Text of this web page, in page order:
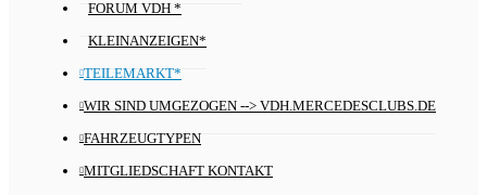
FORUM VDH *
KLEINANZEIGEN*
TEILEMARKT*
WIR SIND UMGEZOGEN --> VDH.MERCEDESCLUBS.DE
FAHRZEUGTYPEN
MITGLIEDSCHAFT KONTAKT